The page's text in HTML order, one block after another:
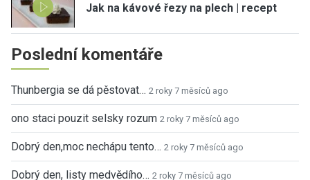
Jak na kávové řezy na plech | recept
Poslední komentáře
Thunbergia se dá pěstovat… 2 roky 7 měsíců ago
ono staci pouzit selsky rozum 2 roky 7 měsíců ago
Dobrý den,moc nechápu tento… 2 roky 7 měsíců ago
Dobrý den, listy medvědího… 2 roky 7 měsíců ago